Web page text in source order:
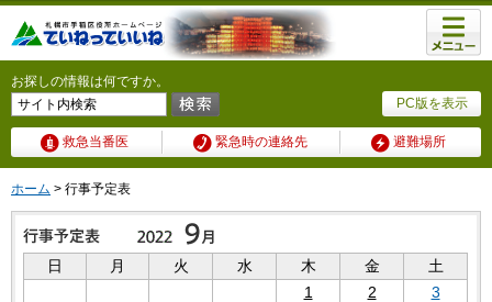
PC版を表示
お探しの情報は何ですか。
救急当番医 緊急時の連絡先 避難場所
メニュ
ー
ホーム > 行事予定表
日 月 火 水 木 金
土
1
2
3